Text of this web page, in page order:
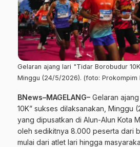
Gelaran ajang lari "Tidar Borobudur
Minggu (24/5/2026). (foto: Prokompim
BNews–MAGELANG– Gelaran
10K” sukses dilaksanakan, Minggu
yang dipusatkan di Alun-Alun Kota
oleh sedikitnya 8.000 peserta dari
mulai dari atlet lari hingga